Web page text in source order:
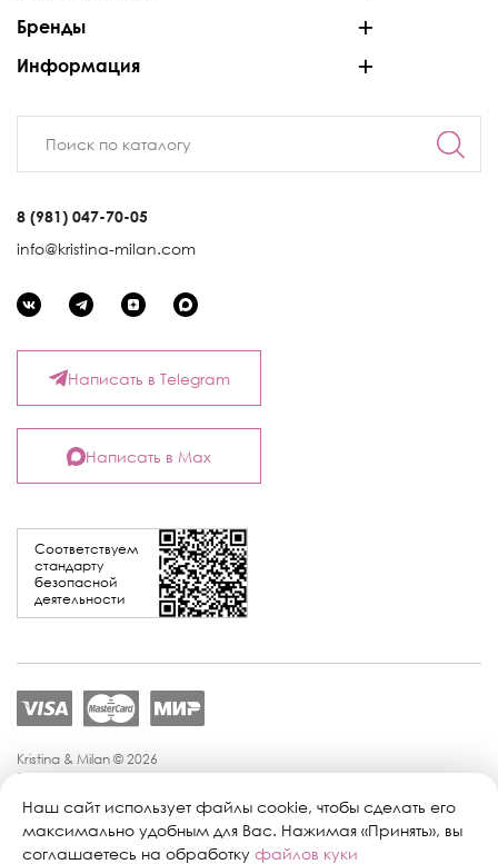
Бренды
Информация
8 (981) 047-70-05
info@kristina-milan.com
Соответствуем
стандарту
безопасной
деятельности
Написать в Telegram
Написать в Max
Kristina & Milan © 2026
Политика конфиденциальности
Политика обработки персональных данных
Публичная оферта
Персональные настройки файлов cookie
Наш сайт использует файлы cookie, чтобы сделать его
максимально удобным для Вас. Нажимая «Принять», вы
соглашаетесь на обработку файлов куки